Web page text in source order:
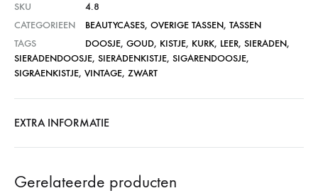
SKU
4.8
CATEGORIEEN
BEAUTYCASES, OVERIGE TASSEN, TASSEN
TAGS
DOOSJE, GOUD, KISTJE, KURK, LEER, SIERADEN,
SIERADENDOOSJE, SIERADENKISTJE, SIGARENDOOSJE,
SIGRAENKISTJE, VINTAGE, ZWART
EXTRA INFORMATIE
Gerelateerde producten